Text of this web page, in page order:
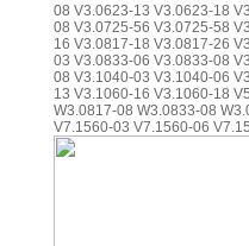
08 V3.0623-13 V3.0623-18
08 V3.0725-56 V3.0725-58
16 V3.0817-18 V3.0817-26
03 V3.0833-06 V3.0833-08
08 V3.1040-03 V3.1040-06
13 V3.1060-16 V3.1060-18
W3.0817-08 W3.0833-08
V7.1560-03 V7.1560-06